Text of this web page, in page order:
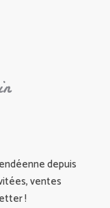
depuis
ventes
!